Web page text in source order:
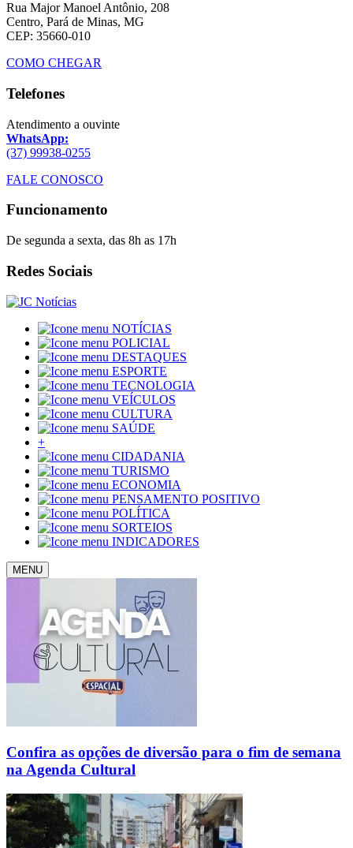
Rua Major Manoel Antônio, 208
Centro, Pará de Minas, MG
CEP: 35660-010
COMO CHEGAR
Telefones
Atendimento a ouvinte
WhatsApp:
(37) 99938-0255
FALE CONOSCO
Funcionamento
De segunda a sexta, das 8h as 17h
Redes Sociais
NOTÍCIAS
POLICIAL
DESTAQUES
ESPORTE
TECNOLOGIA
VEÍCULOS
CULTURA
SAÚDE
+
CIDADANIA
TURISMO
ECONOMIA
PENSAMENTO POSITIVO
POLÍTICA
SORTEIOS
INDICADORES
MENU
Confira as opções de diversão para o fim de semana
na Agenda Cultural